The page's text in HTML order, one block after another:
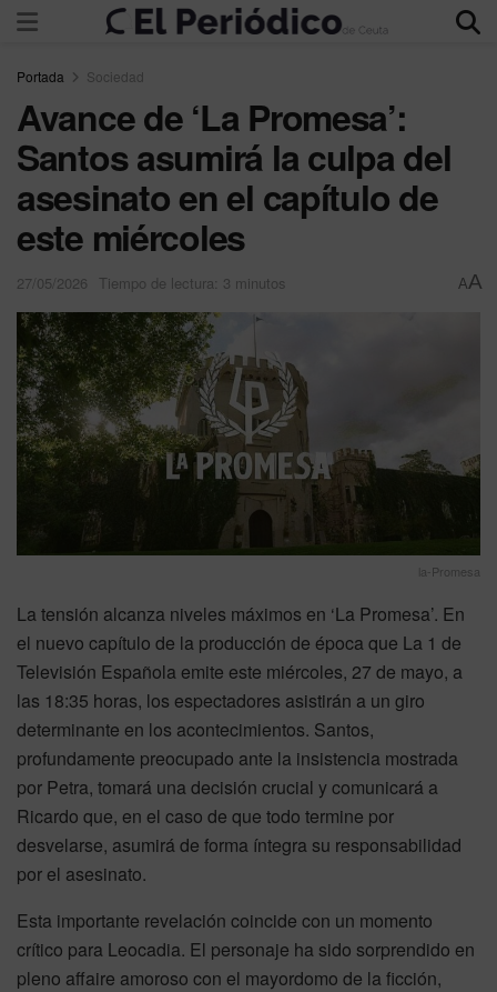
Portada Sociedad
Avance de ‘La Promesa’:
Santos asumirá la culpa del
asesinato en el capítulo de
este miércoles
27/05/2026 Tiempo de lectura: 3 minutos AA
la-Promesa
La tensión alcanza niveles máximos en ‘La Promesa’. En
el nuevo capítulo de la producción de época que La 1 de
Televisión Española emite este miércoles, 27 de mayo, a
las 18:35 horas, los espectadores asistirán a un giro
determinante en los acontecimientos. Santos,
profundamente preocupado ante la insistencia mostrada
por Petra, tomará una decisión crucial y comunicará a
Ricardo que, en el caso de que todo termine por
desvelarse, asumirá de forma íntegra su responsabilidad
por el asesinato.
Esta importante revelación coincide con un momento
crítico para Leocadia. El personaje ha sido sorprendido en
pleno affaire amoroso con el mayordomo de la ficción,